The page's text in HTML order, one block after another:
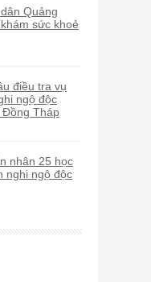
Quảng
sức khoẻ
điều tra vụ
ngộ độc
Đồng Tháp
nhân 25 học
nghi ngộ độc